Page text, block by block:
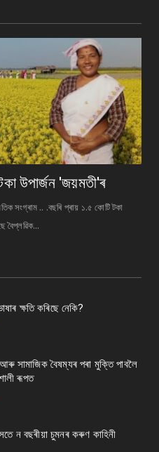
উপার্জন 'জয়মতী'ৰ
সংগ্ৰাম .. .বছৰি প্ৰায় ১.৫ কোটি টকা
বৈপ্লৱিক...
ক্ষতি কৰিছে নেকি?
সামাজিক বৈষম্যৰ পৰা মুক্তি পাবলৈ
ৰূপত
সতে ন বছৰীয়া চুমনৰ কৰুণ কাহিনী